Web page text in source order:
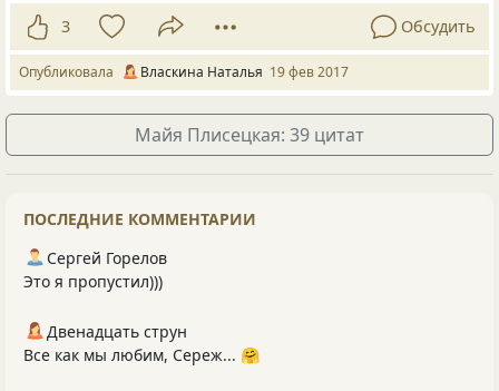
3 Обсудить
Опубликовала Власкина Наталья 19 фев 2017
Майя Плисецкая: 39 цитат
ПОСЛЕДНИЕ КОММЕНТАРИИ
Сергей Горелов
Это я пропустил)))
Двенадцать струн
Все как мы любим, Сереж... 🤗